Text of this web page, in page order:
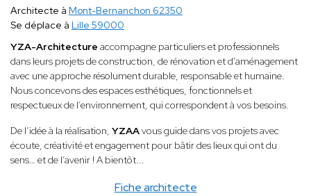
Fiche architecte
Architecte à Mont-Bernanchon 62350
Se déplace à Lille 59000
YZA-Architecture accompagne particuliers et professionnels
dans leurs projets de construction, de rénovation et d’aménagement
avec une approche résolument durable, responsable et humaine.
Nous concevons des espaces esthétiques, fonctionnels et
respectueux de l’environnement, qui correspondent à vos besoins.
De l’idée à la réalisation, YZAAvous guide dans vos projets avec
écoute, créativité et engagement pour bâtir des lieux qui ont du
sens… et de l’avenir ! A bientôt...